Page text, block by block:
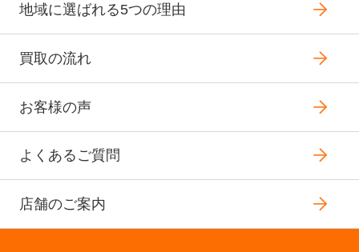
地域に選ばれる5つの理由
買取の流れ
お客様の声
よくあるご質問
店舗のご案内